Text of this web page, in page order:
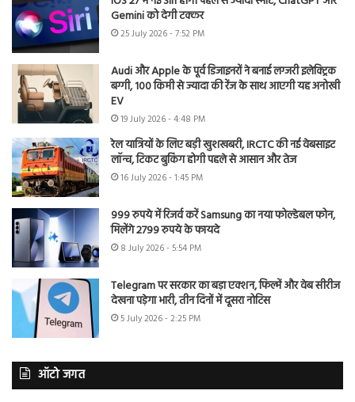
Gemini को देगी टक्कर
25 July 2026 - 7:52 PM
Audi और Apple के पूर्व डिजाइनरों ने बनाई लग्जरी इलेक्ट्रिक
बग्गी, 100 किमी से ज्यादा की रेंज के साथ आएगी यह अनोखी
EV
19 July 2026 - 4:48 PM
रेल यात्रियों के लिए बड़ी खुशखबरी, IRCTC की नई वेबसाइट
लॉन्च, टिकट बुकिंग होगी पहले से आसान और तेज
16 July 2026 - 1:45 PM
999 रुपये में रिजर्व करें Samsung का नया फोल्डेबल फोन,
मिलेंगे 2799 रुपये के फायदे
8 July 2026 - 5:54 PM
Telegram पर सरकार का बड़ा एक्शन, फिल्में और वेब सीरीज
देखना पड़ेगा भारी, तीन दिनों में दूसरा नोटिस
5 July 2026 - 2:25 PM
ऑटो जगत